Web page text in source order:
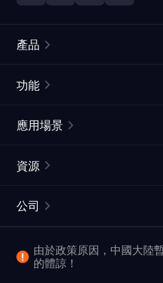
產品
靜態住宅代理
網頁擷取 API
視頻下載 API
功能
ISP代理
ProxySite
應用場景
市場研究
爬行和索引
資源
常見問題解答
位置
公司
企業服務
由於政策原因，中國大陸
的體諒！